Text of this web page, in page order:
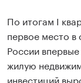
По итогам I
первое место в
России
жилую
инвестиций